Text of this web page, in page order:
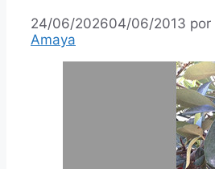
24/06/202604/06/2013 por
Amaya